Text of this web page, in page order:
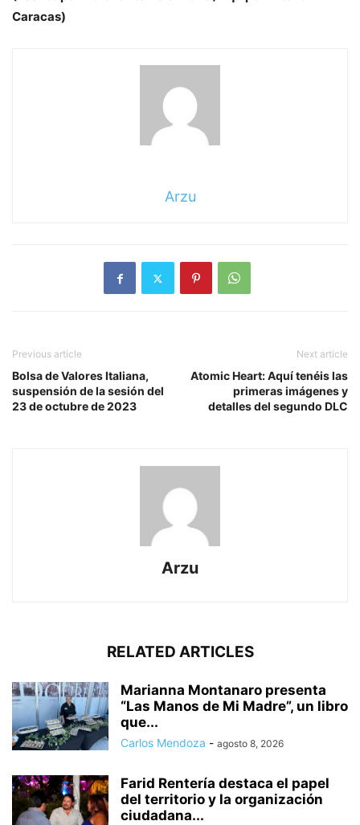
Caracas)
Arzu
Previous article
Bolsa de Valores Italiana,
suspensión de la sesión del
23 de octubre de 2023
Next article
Atomic Heart: Aquí tenéis las
primeras imágenes y
detalles del segundo DLC
Arzu
RELATED ARTICLES
Marianna Montanaro presenta
“Las Manos de Mi Madre”, un libro
que...
Carlos Mendoza - agosto 8, 2026
Farid Rentería destaca el papel
del territorio y la organización
ciudadana...